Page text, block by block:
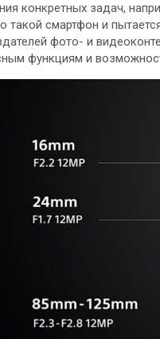
конкретных задач,
такой смартфон и
фото- и
функциям и